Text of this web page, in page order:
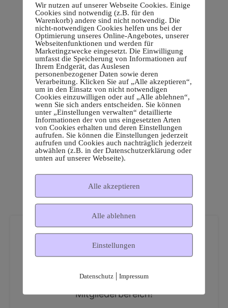
Dies ist ein geschützter
Mitgliederbereich!
Wir nutzen auf unserer Webseite Cookies. Einige
Cookies sind notwendig (z.B. für den
Warenkorb) andere sind nicht notwendig. Die
nicht-notwendigen Cookies helfen uns bei der
Optimierung unseres Online-Angebotes, unserer
Webseitenfunktionen und werden für
Marketingzwecke eingesetzt. Die Einwilligung
umfasst die Speicherung von Informationen auf
Ihrem Endgerät, das Auslesen
personenbezogener Daten sowie deren
Verarbeitung. Klicken Sie auf „Alle akzeptieren“,
um in den Einsatz von nicht notwendigen
Cookies einzuwilligen oder auf „Alle ablehnen“,
wenn Sie sich anders entscheiden. Sie können
unter „Einstellungen verwalten“ detaillierte
Informationen der von uns eingesetzten Arten
von Cookies erhalten und deren Einstellungen
aufrufen. Sie können die Einstellungen jederzeit
aufrufen und Cookies auch nachträglich jederzeit
abwählen (z.B. in der Datenschutzerklärung oder
unten auf unserer Webseite).
Alle akzeptieren
Alle ablehnen
Einstellungen
Datenschutz| Impressum